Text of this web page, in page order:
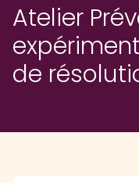
Atelier
de